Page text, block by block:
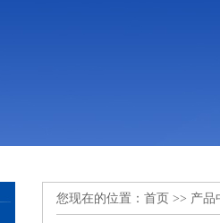
您现在的位置： 首页 >> 产品